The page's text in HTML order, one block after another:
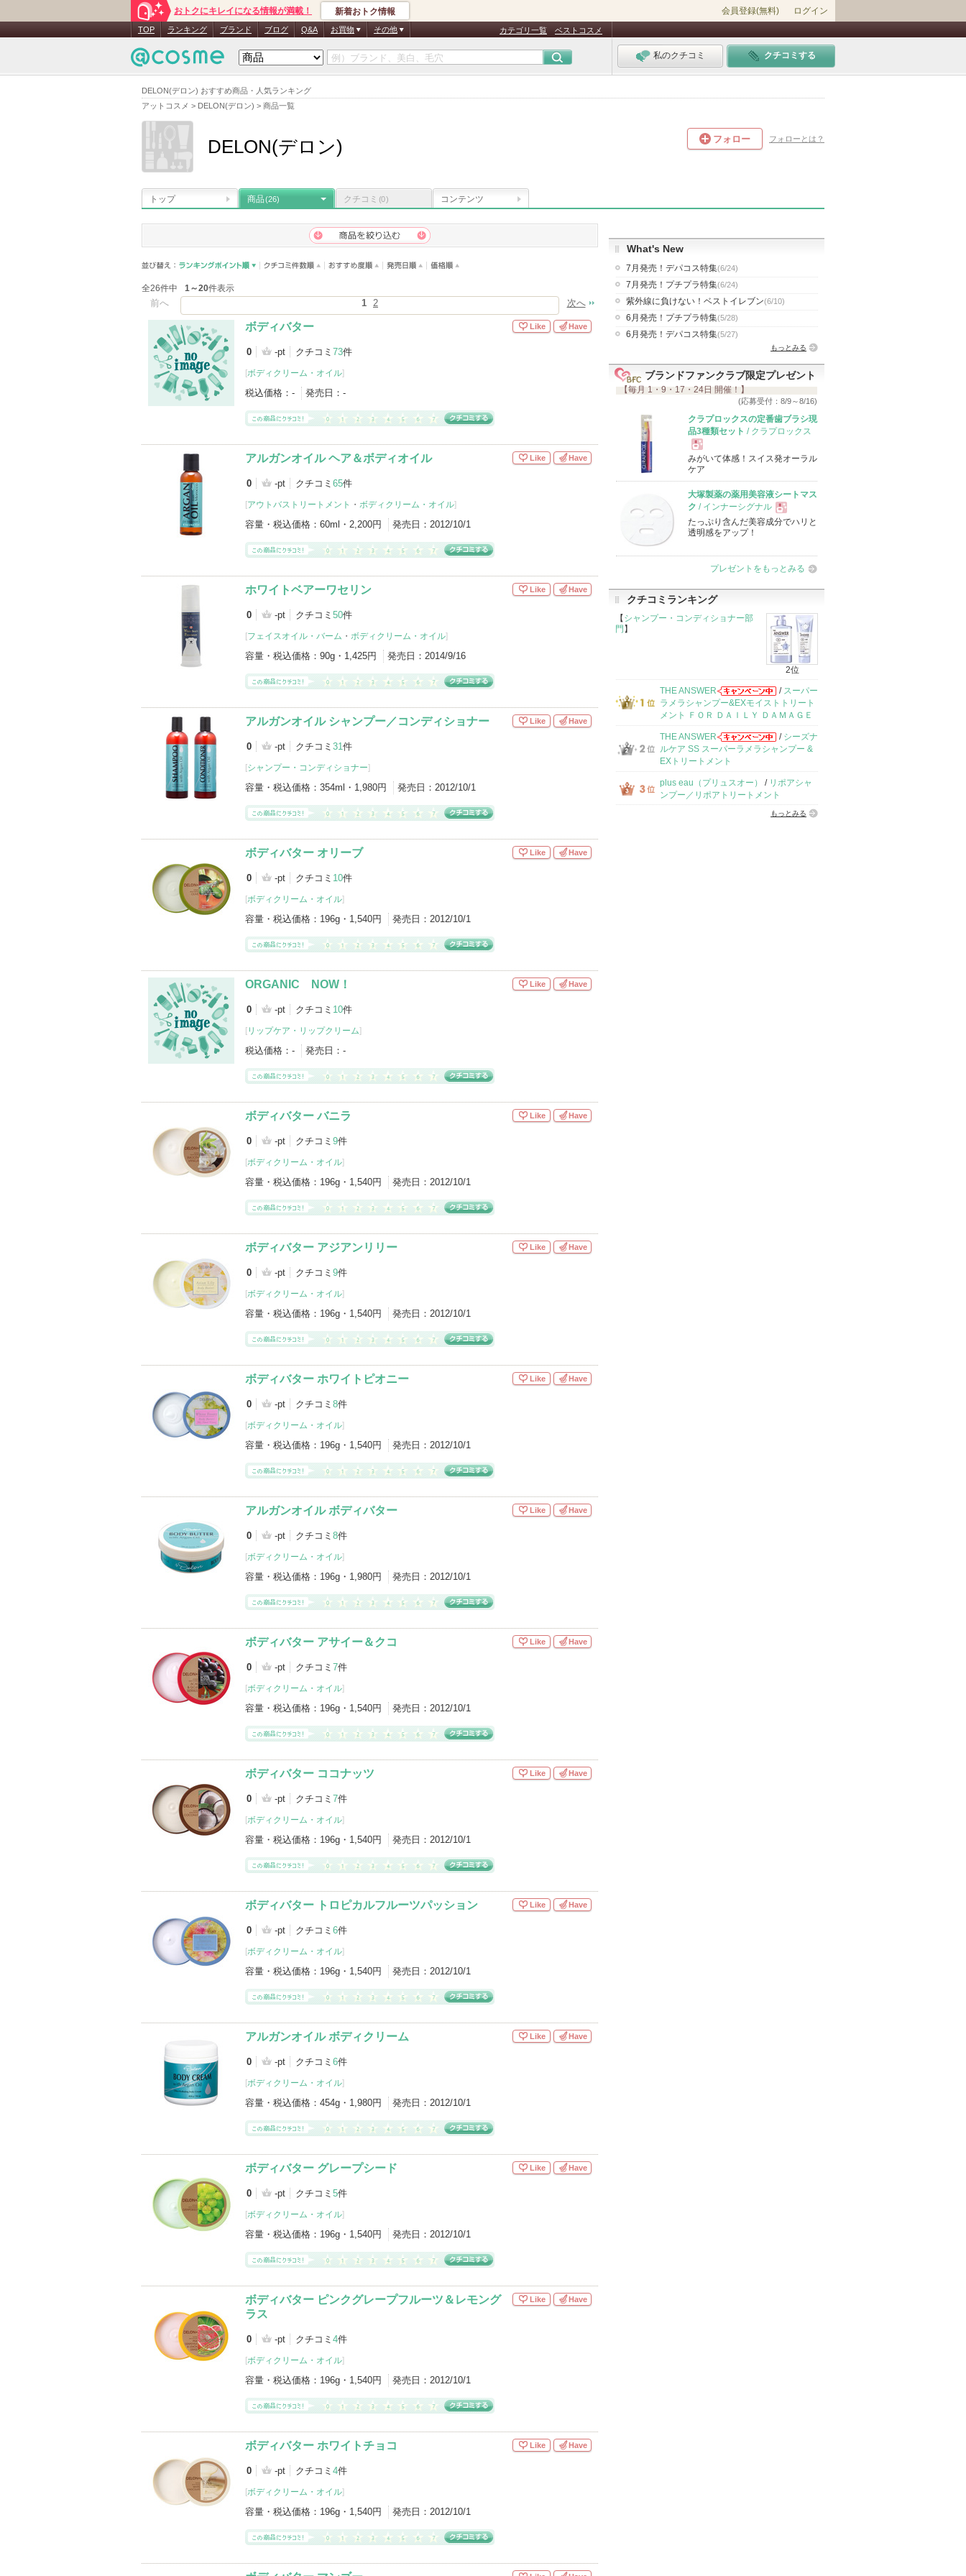
DELON(デロン) おすすめ商品・人気ランキング
アットコスメ > DELON(デロン) > 商品一覧
おトクにキレイになる情報が満載！ 新着おトク情報 会員登録(無料) ログイン
TOP ランキング ブランド ブログ Q&A お買物 その他 カテゴリ一覧 ベストコスメ
私のクチコミ クチコミする
DELON(デロン) フォロー フォローとは？
トップ 商品(26) クチコミ (0) コンテンツ
全26件中 1～20件表示
前へ 1 2 次へ
ボディバター
0 -pt クチコミ 73件
[ボディクリーム・オイル]
税込価格： - 発売日： -
Like Have
アルガンオイル ヘア＆ボディオイル
0 -pt クチコミ 65件
[アウトバストリートメント ・ ボディクリーム・オイル]
容量・税込価格： 60ml・2,200円 発売日： 2012/10/1
Like Have
ホワイトベアーワセリン
0 -pt クチコミ 50件
[フェイスオイル・バーム ・ ボディクリーム・オイル]
容量・税込価格： 90g・1,425円 発売日： 2014/9/16
Like Have
アルガンオイル シャンプー／コンディショナー
0 -pt クチコミ 31件
[シャンプー・コンディショナー]
容量・税込価格： 354ml・1,980円 発売日： 2012/10/1
Like Have
ボディバター オリーブ
0 -pt クチコミ 10件
[ボディクリーム・オイル]
容量・税込価格： 196g・1,540円 発売日： 2012/10/1
Like Have
ORGANIC NOW！
0 -pt クチコミ 10件
[ リップケア・リップクリーム]
税込価格： - 発売日： -
Like Have
ボディバター バニラ
0 -pt クチコミ 9件
[ボディクリーム・オイル]
容量・税込価格： 196g・1,540円 発売日： 2012/10/1
Like Have
ボディバター アジアンリリー
0 -pt クチコミ 9件
[ボディクリーム・オイル]
容量・税込価格： 196g・1,540円 発売日： 2012/10/1
Like Have
ボディバター ホワイトピオニー
0 -pt クチコミ 8件
[ボディクリーム・オイル]
容量・税込価格： 196g・1,540円 発売日： 2012/10/1
Like Have
アルガンオイル ボディバター
0 -pt クチコミ 8件
[ボディクリーム・オイル]
容量・税込価格： 196g・1,980円 発売日： 2012/10/1
Like Have
ボディバター アサイー＆クコ
0 -pt クチコミ 7件
[ボディクリーム・オイル]
容量・税込価格： 196g・1,540円 発売日： 2012/10/1
Like Have
ボディバター ココナッツ
0 -pt クチコミ 7件
[ボディクリーム・オイル]
容量・税込価格： 196g・1,540円 発売日： 2012/10/1
Like Have
ボディバター トロピカルフルーツパッション
0 -pt クチコミ 6件
[ボディクリーム・オイル]
容量・税込価格： 196g・1,540円 発売日： 2012/10/1
Like Have
アルガンオイル ボディクリーム
0 -pt クチコミ 6件
[ボディクリーム・オイル]
容量・税込価格： 454g・1,980円 発売日： 2012/10/1
Like Have
ボディバター グレープシード
0 -pt クチコミ 5件
[ボディクリーム・オイル]
容量・税込価格： 196g・1,540円 発売日： 2012/10/1
Like Have
ボディバター ピンクグレープフルーツ＆レモング
ラス
0 -pt クチコミ 4件
[ボディクリーム・オイル]
容量・税込価格： 196g・1,540円 発売日： 2012/10/1
Like Have
ボディバター ホワイトチョコ
0 -pt クチコミ 4件
[ボディクリーム・オイル]
容量・税込価格： 196g・1,540円 発売日： 2012/10/1
Like Have
What's New
7月発売！デパコス特集(6/24)
7月発売！プチプラ特集(6/24)
紫外線に負けない！ベストイレブン(6/10)
6月発売！プチプラ特集(5/28)
6月発売！デパコス特集(5/27)
もっとみる
ブランドファンクラブ限定プレゼント
【毎月 1・9・17・24日 開催！】
(応募受付：8/9～8/16)
クラプロックスの定番歯ブラシ現
品3種類セット / クラプロックス
現
品
みがいて体感！スイス発オーラル
ケア
大塚製薬の薬用美容液シートマス
ク / インナーシグナル
現
品
たっぷり含んだ美容成分でハリと
透明感をアップ！
プレゼントをもっとみる
クチコミランキング
【 シャンプー・コンディショナー部
門 】
2位
THE ANSWER / スーパー
ラメラシャンプー&EXモイストトリート
メント ＦＯＲ ＤＡＩＬＹ ＤＡＭＡＧＥ
THE ANSWER / シーズナ
ルケア SS スーパーラメラシャンプー &
EXトリートメント
plus eau（プリュスオー） / リポアシャ
ンプー／リポアトリートメント
もっとみる